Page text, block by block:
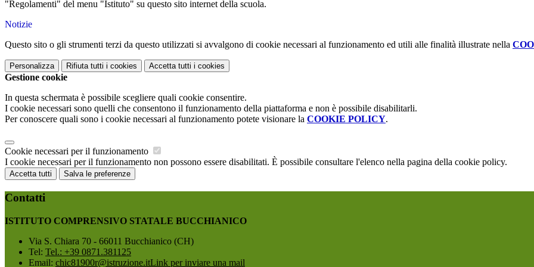
"Regolamenti" del menu "Istituto" su questo sito internet della scuola.
Notizie
Questo sito o gli strumenti terzi da questo utilizzati si avvalgono di cookie necessari al funzionamento ed utili alle finalità illustrate nella
Personalizza Rifiuta tutti i cookies Accetta tutti i cookies
Gestione cookie
In questa schermata è possibile scegliere quali cookie consentire.
I cookie necessari sono quelli che consentono il funzionamento della piattaforma e non è possibile disabilitarli.
Per conoscere quali sono i cookie necessari al funzionamento potete visionare la COOKIE POLICY.
Cookie necessari per il funzionamento
I cookie necessari per il funzionamento non possono essere disabilitati. È possibile consultare l'elenco nella pagina della cookie policy.
Accetta tutti Salva le preferenze
Contatti
ISTITUTO COMPRENSIVO STATALE BUCCHIANICO
Via S. Chiara 70 - 66011 Bucchianico (CH)
Tel: Tel.: +39 0871.381125
Email: chic81900r@istruzione.itLink per inviare una mail